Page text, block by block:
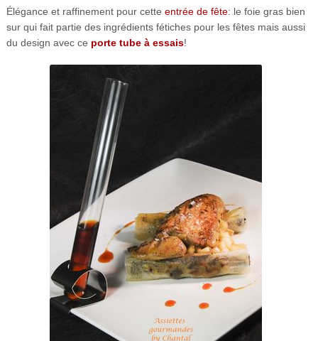
Élégance et raffinement pour cette entrée de fête: le foie gras bien
sur qui fait partie des ingrédients fétiches pour les fêtes mais aussi
du design avec ce porte tube à essais!